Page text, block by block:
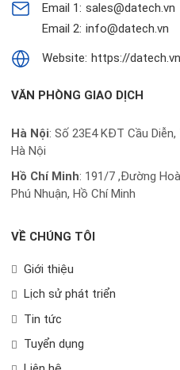
Email 1: sales@datech.vn
Email 2: info@datech.vn
Website: https://
VĂN PHÒNG GIAO DỊCH
Hà Nội: Số 23E4 KĐT Cầu
Hà Nội
Hồ Chí Minh: 191/7 ,Đường
Phú Nhuận, Hồ Chí Minh
VỀ CHÚNG TÔI
Giới thiệu
Lịch sử phát triển
Tin tức
Tuyển dụng